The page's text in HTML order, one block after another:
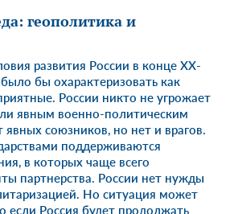
геополитика и
развития России в конце XX-
бы охарактеризовать как
России никто не угрожает
явным военно-политическим
союзников, но нет и врагов.
поддерживаются
в которых чаще всего
партнерства. России нет нужды
Но ситуация может
если Россия будет продолжать